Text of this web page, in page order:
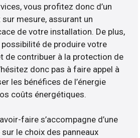
vous profitez donc d’un
mesure, assurant un
de votre installation. De plus,
de produire votre
de contribuer à la protection de
donc pas à faire appel à
les bénéfices de l’énergie
coûts énergétiques.
faire s’accompagne d’une
le choix des panneaux